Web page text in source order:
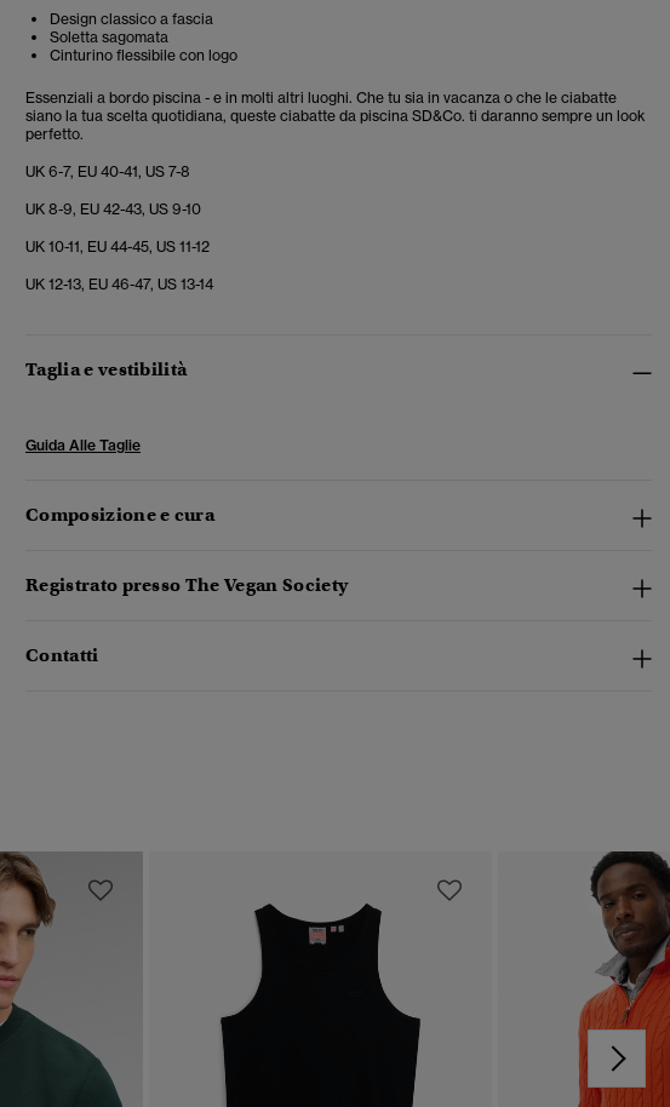
Design classico a fascia
Soletta sagomata
Cinturino flessibile con logo
Essenziali a bordo piscina - e in molti altri luoghi. Che tu sia in vacanza o che le ciabatte
siano la tua scelta quotidiana, queste ciabatte da piscina SD&Co. ti daranno sempre un look
perfetto.
UK 6-7, EU 40-41, US 7-8
UK 8-9, EU 42-43, US 9-10
UK 10-11, EU 44-45, US 11-12
UK 12-13, EU 46-47, US 13-14
Taglia e vestibilità
Guida Alle Taglie
Composizione e cura
Registrato presso The Vegan Society
Contatti